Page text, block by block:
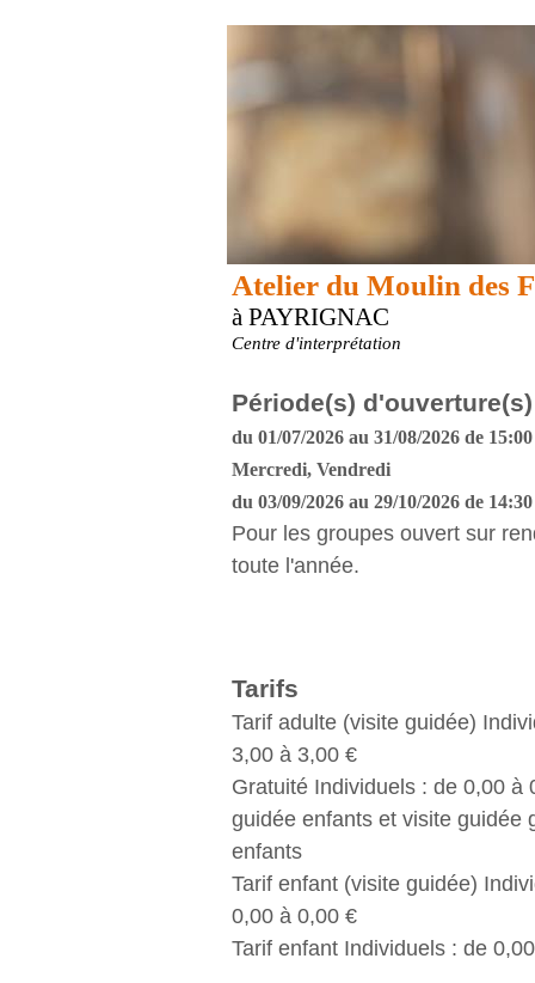
Atelier du Moulin des
à PAYRIGNAC
Centre d'interprétation
Période(s) d'ouverture(s)
du 01/07/2026 au 31/08/2026 de
Mercredi, Vendredi
du 03/09/2026 au 29/10/2026 de
Pour les groupes ouvert sur
toute l'année.
Tarifs
Tarif adulte (visite guidée)
3,00 à 3,00 €
Gratuité Individuels : de 0,00 à
guidée enfants et visite guidée
enfants
Tarif enfant (visite guidée)
0,00 à 0,00 €
Tarif enfant Individuels : de